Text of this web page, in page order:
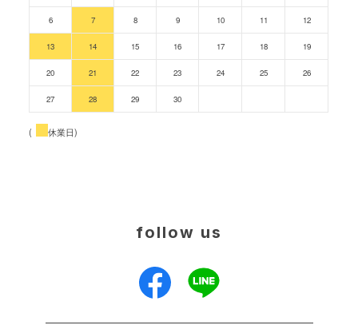
6 7 8 9 10 11 12
13 14 15 16 17 18 19
20 21 22 23 24 25 26
27 28 29 30
( 休業日)
follow us